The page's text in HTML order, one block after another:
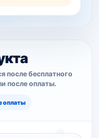
после бесплатного
после оплаты.
оплаты